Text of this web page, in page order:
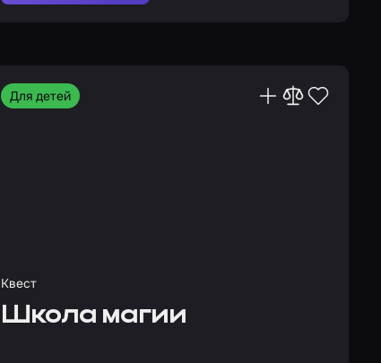
Для детей
Квест
Школа магии